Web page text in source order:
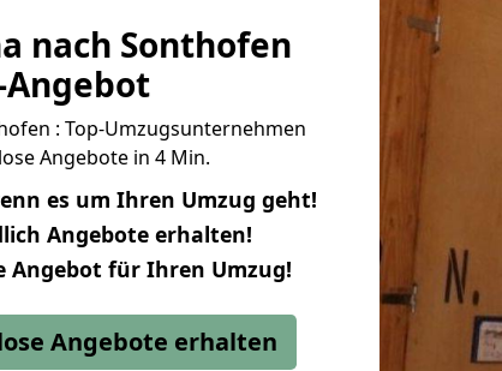
nach Sonthofen
Angebot
: Top-Umzugsunternehmen
Angebote in 4 Min.
es um Ihren Umzug geht!
Angebote erhalten!
Angebot für Ihren Umzug!
Angebote erhalten